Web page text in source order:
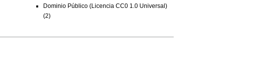
Dominio Público (Licencia CC0 1.0 Universal)
(2)